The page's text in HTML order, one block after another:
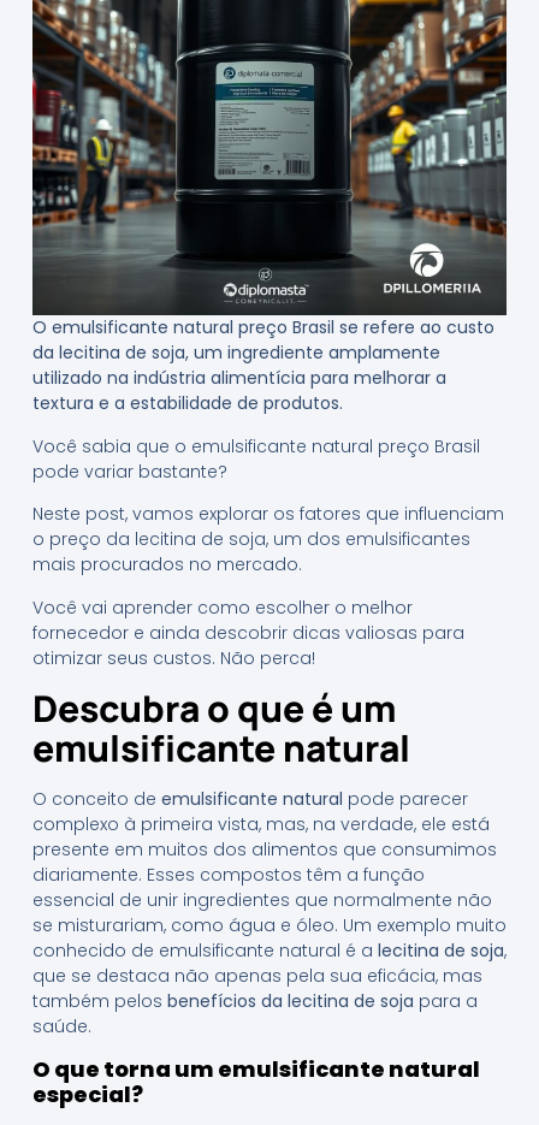
O emulsificante natural preço Brasil se refere ao custo
da lecitina de soja, um ingrediente amplamente
utilizado na indústria alimentícia para melhorar a
textura e a estabilidade de produtos.
Você sabia que o emulsificante natural preço Brasil
pode variar bastante?
Neste post, vamos explorar os fatores que influenciam
o preço da lecitina de soja, um dos emulsificantes
mais procurados no mercado.
Você vai aprender como escolher o melhor
fornecedor e ainda descobrir dicas valiosas para
otimizar seus custos. Não perca!
Descubra o que é um
emulsificante natural
O conceito de emulsificante natural pode parecer
complexo à primeira vista, mas, na verdade, ele está
presente em muitos dos alimentos que consumimos
diariamente. Esses compostos têm a função
essencial de unir ingredientes que normalmente não
se misturariam, como água e óleo. Um exemplo muito
conhecido de emulsificante natural é a lecitina de soja,
que se destaca não apenas pela sua eficácia, mas
também pelos benefícios da lecitina de soja para a
saúde.
O que torna um emulsificante natural
especial?